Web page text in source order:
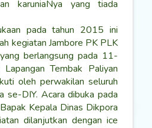
karuniaNya yang tiada
pada tahun 2015 ini
kegiatan Jambore PK PLK
berlangsung pada 11-
Tembak Paliyan
oleh perwakilan seluruh
se-DIY. Acara dibuka pada
Kepala Dinas Dikpora
dilanjutkan dengan ice